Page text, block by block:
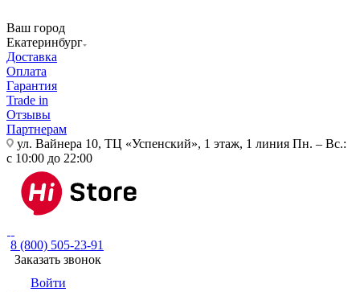
Ваш город
Екатеринбург
Доставка
Оплата
Гарантия
Trade in
Отзывы
Партнерам
ул. Вайнера 10, ТЦ «Успенский», 1 этаж, 1 линия Пн. – Вс.:
с 10:00 до 22:00
8 (800) 505-23-91
Заказать звонок
Войти